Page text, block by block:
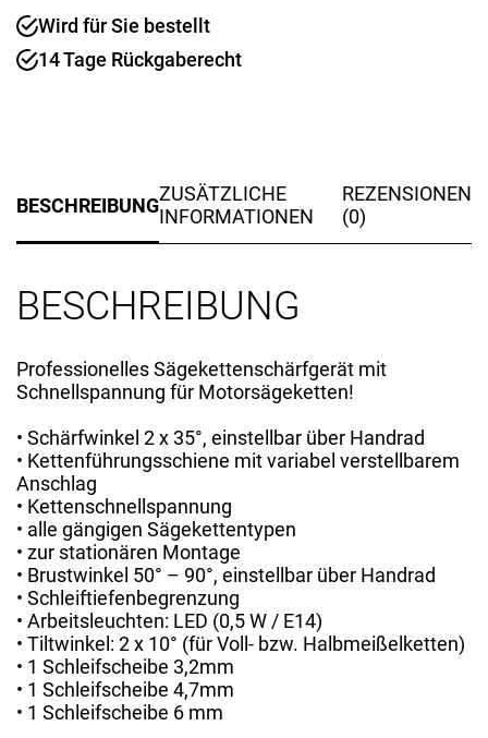
Wird für Sie bestellt
14 Tage Rückgaberecht
BESCHREIBUNGZUSÄTZLICHE
INFORMATIONEN
REZENSIONEN
(0)
BESCHREIBUNG
Professionelles Sägekettenschärfgerät mit
Schnellspannung für Motorsägeketten!
• Schärfwinkel 2 x 35°, einstellbar über Handrad
• Kettenführungsschiene mit variabel verstellbarem
Anschlag
• Kettenschnellspannung
• alle gängigen Sägekettentypen
• zur stationären Montage
• Brustwinkel 50° – 90°, einstellbar über Handrad
• Schleiftiefenbegrenzung
• Arbeitsleuchten: LED (0,5 W / E14)
• Tiltwinkel: 2 x 10° (für Voll- bzw. Halbmeißelketten)
• 1 Schleifscheibe 3,2mm
• 1 Schleifscheibe 4,7mm
• 1 Schleifscheibe 6 mm